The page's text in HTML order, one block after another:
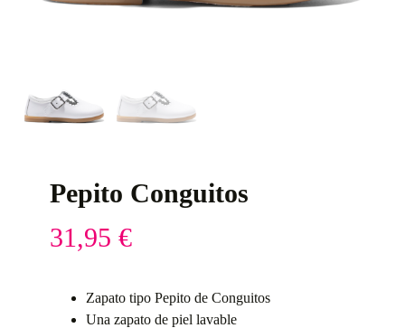
Pepito Conguitos
31,95 €
Zapato tipo Pepito de Conguitos
Una zapato de piel lavable